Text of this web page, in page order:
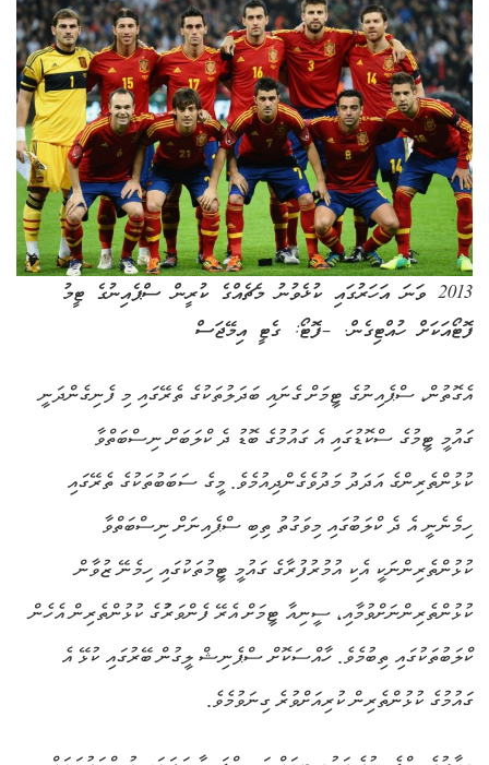
2013 ވަނަ އަހަރުގައި ކުޅެވުނު މެޗެއްގެ ކުރީން ސްޕެއިނުގެ ޓީމު
ފޮޓޯއަކަށް ހުއްޓިގެން. –ފޮޓޯ: ގެޓީ އިމޭޖަސް
އެގޮތުން، ސްޕެއިނުގެ ޓީމަށް ގެނައި ބަދަލުތަކުގެ ތެރޭގައި މި ފެނިގެންދަނީ
ގައުމީ ޓީމުގެ ސްކޮޑުގައި އެ ގައުމުގެ ބޮޑު ދެ ކްލަބަށް ނިސްބަތްވާ
ކުޅުންތެރިންގެ އަދަދު މަދުވެގެންދިއުމެވެ. މީގެ ސަބަބުތަކުގެ ތެރޭގައި
ހިމެނެނީ އެ ދެ ކްލަބުގައި މިވަގުތު ތިބި ސްޕެއިނަށް ނިސްބަތްވާ
ކުޅުންތެރިންނަކީ އެކި އުމުރުފުރާގެ ގައުމީ ޓީމުތަކުގައި ހިމެނޭ ޒުވާން
ކުޅުންތެރިންނަށްވުމާއި، ސީނިއާ ޓީމަށް އެރޭ ފެންވަރުުގެ ކުޅުންތެރިން އެހެން
ކްލަބުތަކުގައި ތިބުމެވެ. ހާއްސަކޮށް ސްޕެނިޝް ލީގުން ބޭރުގައި ކުޅޭ އެ
ގައުމުގެ ކުޅުންތެރިން ކުރިއަށްވުރެ ގިނަވުމެވެ.